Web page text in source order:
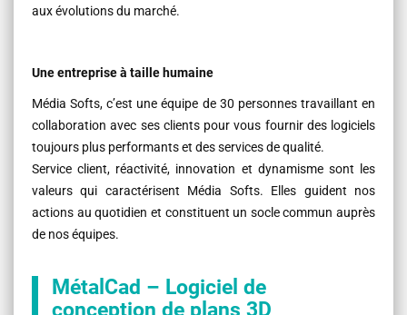
aux évolutions du marché.
Une entreprise à taille humaine
Média Softs, c’est une équipe de 30 personnes travaillant en
collaboration avec ses clients pour vous fournir des logiciels
toujours plus performants et des services de qualité.
Service client, réactivité, innovation et dynamisme sont les
valeurs qui caractérisent Média Softs. Elles guident nos
actions au quotidien et constituent un socle commun auprès
de nos équipes.
MétalCad – Logiciel de
conception de plans 3D